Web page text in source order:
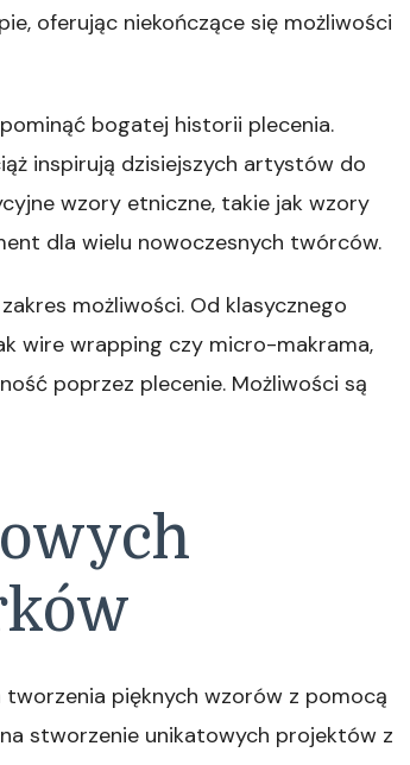
oferując niekończące się możliwości
bogatej historii plecenia.
inspirują dzisiejszych artystów do
wzory etniczne, takie jak wzory
dla wielu nowoczesnych twórców.
możliwości. Od klasycznego
wire wrapping czy micro-makrama,
poprzez plecenie. Możliwości są
pięknych wzorów z pomocą
stworzenie unikatowych projektów z